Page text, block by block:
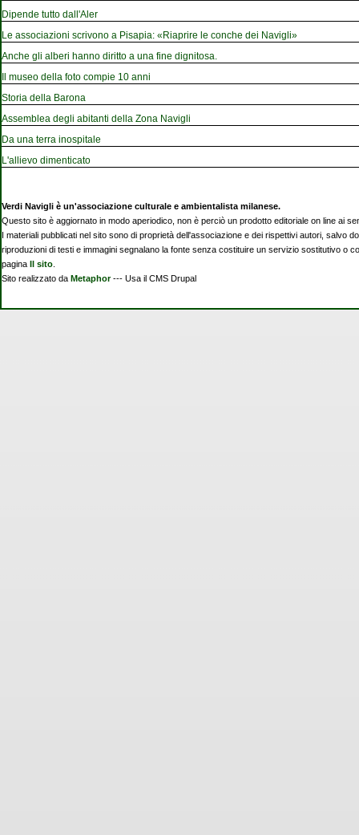
Dipende tutto dall'Aler
Le associazioni scrivono a Pisapia: «Riaprire le conche dei Navigli»
Anche gli alberi hanno diritto a una fine dignitosa.
Il museo della foto compie 10 anni
Storia della Barona
Assemblea degli abitanti della Zona Navigli
Da una terra inospitale
L'allievo dimenticato
Verdi Navigli è un'associazione culturale e ambientalista milanese.
Questo sito è aggiornato in modo aperiodico, non è perciò un prodotto editoriale on line ai
I materiali pubblicati nel sito sono di proprietà dell'associazione e dei rispettivi autori, salvo
riproduzioni di testi e immagini segnalano la fonte senza costituire un servizio sostitutivo o
pagina Il sito
Sito realizzato da Metaphor--- Usa il CMS Drupal